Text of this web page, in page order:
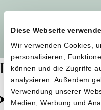
Diese Webseite
Wir verwenden Cookies,
personalisieren,
können und die Zugriffe
analysieren. Außerdem
Verwendung unserer
Medien, Werbung und
Dafür stehen
Pestizidfrei